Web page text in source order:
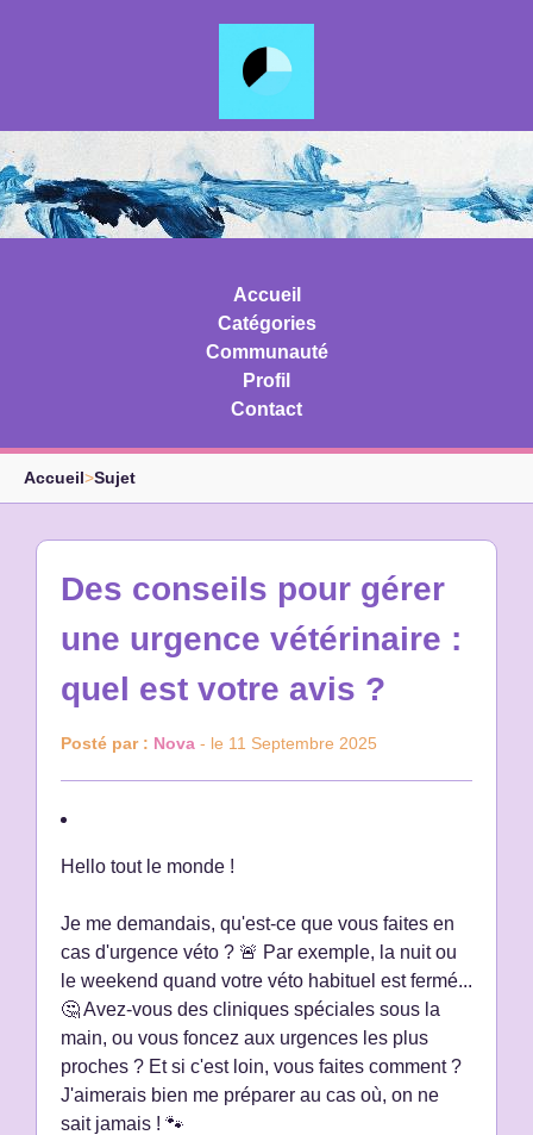
Accueil
Catégories
Communauté
Profil
Contact
Accueil>Sujet
Des conseils pour gérer
une urgence vétérinaire :
quel est votre avis ?
Posté par : Nova - le 11 Septembre 2025
Hello tout le monde !
Je me demandais, qu'est-ce que vous faites en
cas d'urgence véto ? 🚨 Par exemple, la nuit ou
le weekend quand votre véto habituel est fermé...
🤔 Avez-vous des cliniques spéciales sous la
main, ou vous foncez aux urgences les plus
proches ? Et si c'est loin, vous faites comment ?
J'aimerais bien me préparer au cas où, on ne
sait jamais ! 🐾